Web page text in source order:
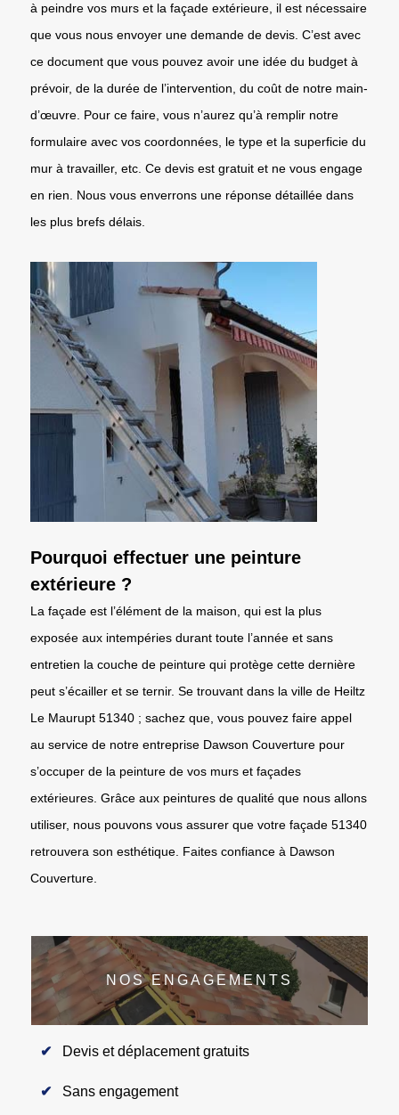
à peindre vos murs et la façade extérieure, il est nécessaire
que vous nous envoyer une demande de devis. C’est avec
ce document que vous pouvez avoir une idée du budget à
prévoir, de la durée de l’intervention, du coût de notre main-
d’œuvre. Pour ce faire, vous n’aurez qu’à remplir notre
formulaire avec vos coordonnées, le type et la superficie du
mur à travailler, etc. Ce devis est gratuit et ne vous engage
en rien. Nous vous enverrons une réponse détaillée dans
les plus brefs délais.
Pourquoi effectuer une peinture
extérieure ?
La façade est l’élément de la maison, qui est la plus
exposée aux intempéries durant toute l’année et sans
entretien la couche de peinture qui protège cette dernière
peut s’écailler et se ternir. Se trouvant dans la ville de Heiltz
Le Maurupt 51340 ; sachez que, vous pouvez faire appel
au service de notre entreprise Dawson Couverture pour
s’occuper de la peinture de vos murs et façades
extérieures. Grâce aux peintures de qualité que nous allons
utiliser, nous pouvons vous assurer que votre façade 51340
retrouvera son esthétique. Faites confiance à Dawson
Couverture.
NOS ENGAGEMENTS
Devis et déplacement gratuits
Sans engagement